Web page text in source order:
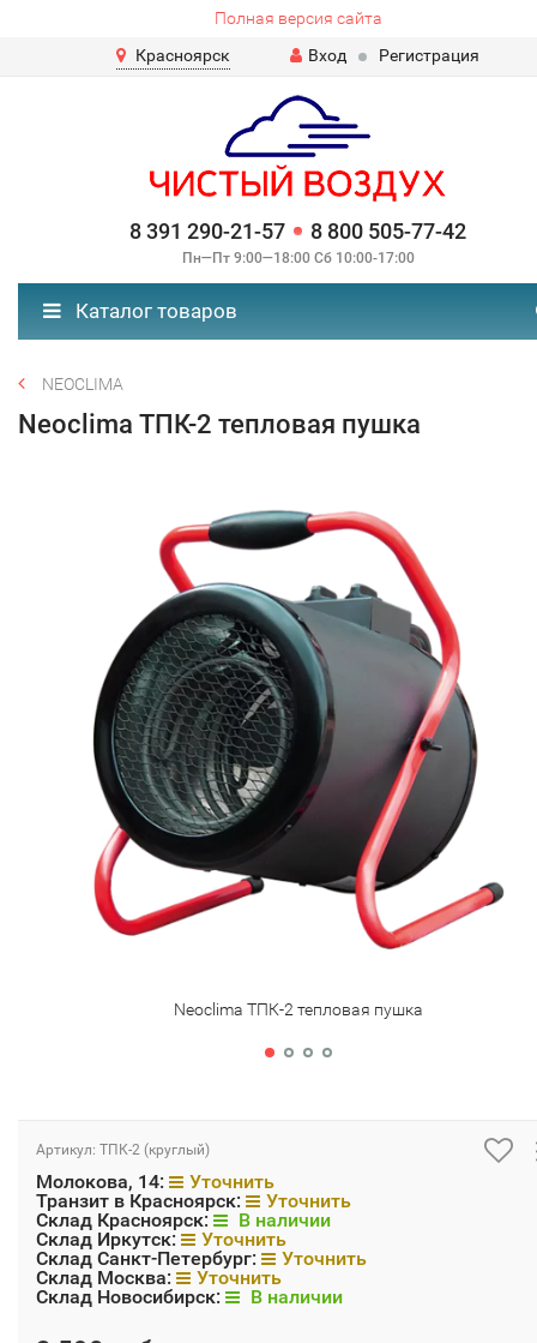
Полная версия сайта
Красноярск
Вход Регистрация
8 391 290-21-57 8 800 505-77-42
Пн—Пт 9:00—18:00 Сб 10:00-17:00
Каталог товаров
NEOCLIMA
Neoclima ТПК-2 тепловая пушка
Neoclima ТПК-2 тепловая пушка
Артикул: ТПК-2 (круглый)
Молокова, 14:
Уточнить
Транзит в Красноярск:
Уточнить
Склад Красноярск:
В наличии
Склад Иркутск:
Уточнить
Склад Санкт-Петербург:
Уточнить
Склад Москва:
Уточнить
Склад Новосибирск:
В наличии